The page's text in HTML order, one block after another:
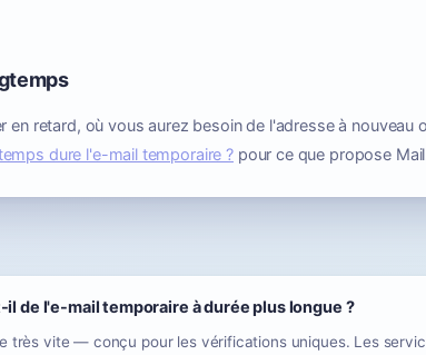
en retard, où vous aurez besoin de l'adresse à nouveau
dure l'e-mail temporaire ?pour ce que propose
de l'e-mail temporaire à durée plus longue ?
très vite — conçu pour les vérifications uniques. Les